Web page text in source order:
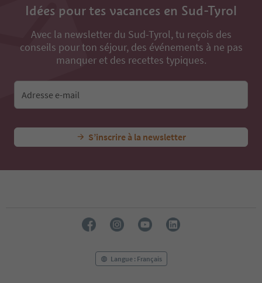
Idées pour tes vacances en Sud-Tyrol
Avec la newsletter du Sud-Tyrol, tu reçois des
conseils pour ton séjour, des événements à ne pas
manquer et des recettes typiques.
Adresse e-mail
S’inscrire à la newsletter
Langue : Français